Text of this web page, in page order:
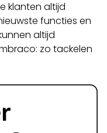
klanten altijd
functies en
altijd
zo tackelen